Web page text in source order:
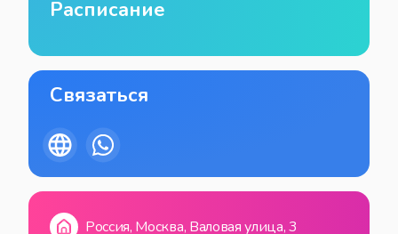
Расписание
Связаться
Россия, Москва, Валовая улица, 3